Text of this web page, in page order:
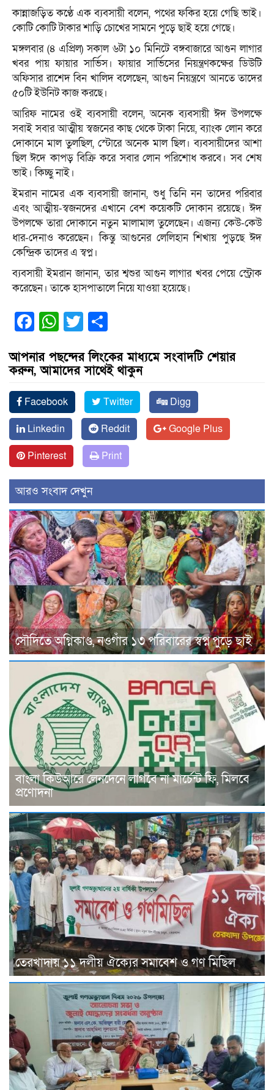
কান্নাজড়িত কণ্ঠে এক ব্যবসায়ী বলেন, পথের ফকির হয়ে গেছি ভাই।
কোটি কোটি টাকার শাড়ি চোখের সামনে পুড়ে ছাই হয়ে গেছে।
মঙ্গলবার (৪ এপ্রিল) সকাল ৬টা ১০ মিনিটে বঙ্গবাজারে আগুন লাগার
খবর পায় ফায়ার সার্ভিস। ফায়ার সার্ভিসের নিয়ন্ত্রণকক্ষের ডিউটি
অফিসার রাশেদ বিন খালিদ বলেছেন, আগুন নিয়ন্ত্রণে আনতে তাদের
৫০টি ইউনিট কাজ করছে।
আরিফ নামের ওই ব্যবসায়ী বলেন, অনেক ব্যবসায়ী ঈদ উপলক্ষে
সবাই সবার আত্মীয় স্বজনের কাছ থেকে টাকা নিয়ে, ব্যাংক লোন করে
দোকানে মাল তুলছিল, স্টোরে অনেক মাল ছিল। ব্যবসায়ীদের আশা
ছিল ঈদে কাপড় বিক্রি করে সবার লোন পরিশোধ করবে। সব শেষ
ভাই। কিচ্ছু নাই।
ইমরান নামের এক ব্যবসায়ী জানান, শুধু তিনি নন তাদের পরিবার
এবং আত্মীয়-স্বজনদের এখানে বেশ কয়েকটি দোকান রয়েছে। ঈদ
উপলক্ষে তারা দোকানে নতুন মালামাল তুলেছেন। এজন্য কেউ-কেউ
ধার-দেনাও করেছেন। কিন্তু আগুনের লেলিহান শিখায় পুড়ছে ঈদ
কেন্দ্রিক তাদের এ স্বপ্ন।
ব্যবসায়ী ইমরান জানান, তার শ্বশুর আগুন লাগার খবর পেয়ে স্ট্রোক
করেছেন। তাকে হাসপাতালে নিয়ে যাওয়া হয়েছে।
Facebook
WhatsApp
Twitter
আপনার পছন্দের লিংকের মাধ্যমে সংবাদটি শেয়ার
করুন, আমাদের সাথেই থাকুন
Facebook Twitter
Digg
Linkedin
Reddit
Google Plus
Pinterest
Print
আরও সংবাদ দেখুন
সৌদিতে অগ্নিকাণ্ড, নওগাঁর ১৩ পরিবারের স্বপ্ন পুড়ে ছাই
বাংলা কিউআরে লেনদেনে লাগবে না মার্চেন্ট ফি, মিলবে
প্রণোদনা
তেরখাদায় ১১ দলীয় ঐক্যের সমাবেশ ও গণ মিছিল